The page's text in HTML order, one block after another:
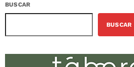
BUSCAR
BUSCAR